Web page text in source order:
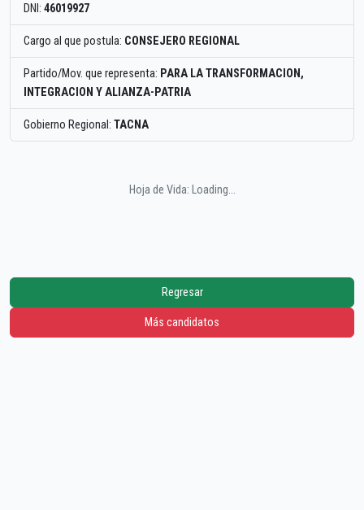
DNI: 46019927
Cargo al que postula: CONSEJERO REGIONAL
Partido/Mov. que representa: PARA LA TRANSFORMACION,
INTEGRACION Y ALIANZA-PATRIA
Gobierno Regional: TACNA
Hoja de Vida: Loading...
Regresar
Más candidatos